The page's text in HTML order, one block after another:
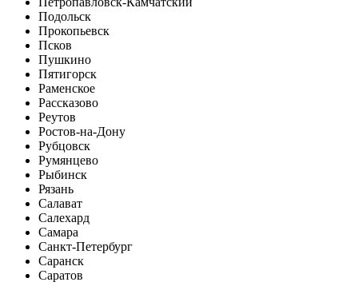
Подольск
Прокопьевск
Псков
Пушкино
Пятигорск
Раменское
Рассказово
Реутов
Ростов-на-Дону
Рубцовск
Румянцево
Рыбинск
Рязань
Салават
Салехард
Самара
Санкт-Петербург
Саранск
Саратов